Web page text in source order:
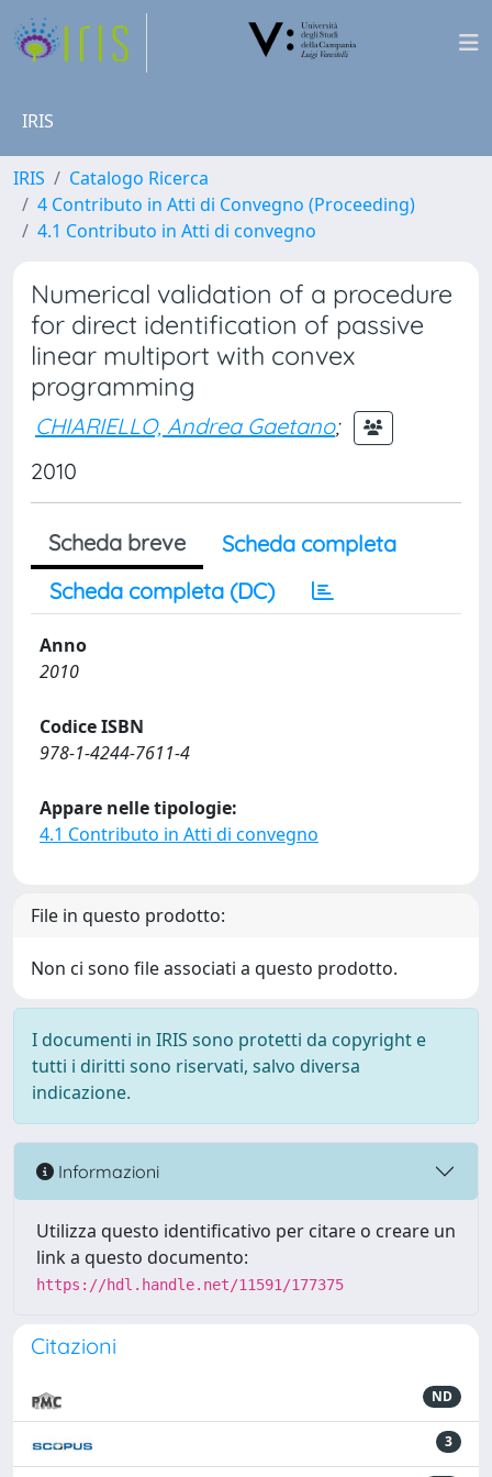
IRIS
IRIS
Catalogo Ricerca
4 Contributo in Atti di Convegno (Proceeding)
4.1 Contributo in Atti di convegno
Numerical validation of a procedure
for direct identification of passive
linear multiport with convex
programming
CHIARIELLO, Andrea Gaetano;
2010
Scheda breve
Scheda completa
Scheda completa (DC)
Anno
2010
Codice ISBN
978-1-4244-7611-4
Appare nelle tipologie:
4.1 Contributo in Atti di convegno
File in questo prodotto:
Non ci sono file associati a questo prodotto.
I documenti in IRIS sono protetti da copyright e
tutti i diritti sono riservati, salvo diversa
indicazione.
Informazioni
Utilizza questo identificativo per citare o creare un
link a questo documento:
https://hdl.handle.net/11591/177375
Citazioni
ND
3